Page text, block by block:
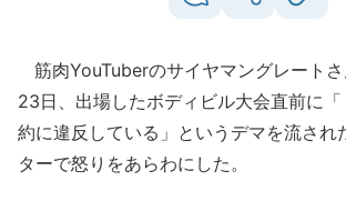
筋肉YouTuberのサイヤマングレート
23日、出場したボディビル大会直前に
約に違反している」というデマを流され
ターで怒りをあらわにした。